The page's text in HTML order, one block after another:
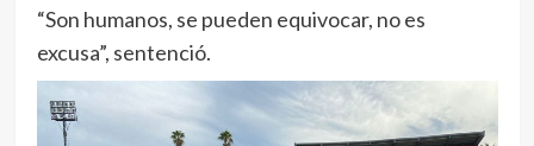
“Son humanos, se pueden equivocar, no es
excusa”, sentenció.